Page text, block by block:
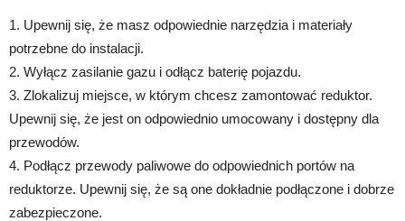
1. Upewnij się, że masz odpowiednie narzędzia i materiały
potrzebne do instalacji.
2. Wyłącz zasilanie gazu i odłącz baterię pojazdu.
3. Zlokalizuj miejsce, w którym chcesz zamontować reduktor.
Upewnij się, że jest on odpowiednio umocowany i dostępny dla
przewodów.
4. Podłącz przewody paliwowe do odpowiednich portów na
reduktorze. Upewnij się, że są one dokładnie podłączone i dobrze
zabezpieczone.